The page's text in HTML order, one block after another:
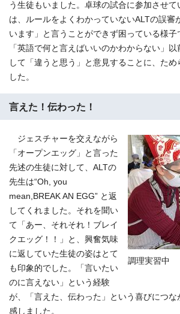
う生徒もいました。卓球の試合に参加させ
は、ルールをよくわかっていないALTの誤審
います」と言うことができず困っている様子
「英語で何と言えばいいのかわからない」
して「違うと思う」と意見することに、た
した。
言えた！伝わった！
調理実習中
ジェスチャーを交えながら
「オープンエッグ」と言った
先述の生徒に対して、ALTの
先生は“Oh, you
mean,BREAK AN EGG” と返
してくれました。それを聞い
て「あー、それそれ！ブレイ
クエッグ！！」と、興奮気味
に返していた生徒の姿はとて
も印象的でした。「言いたい
のに言えない」という経験
が、「言えた、伝わった」という喜びにつ
感しました。